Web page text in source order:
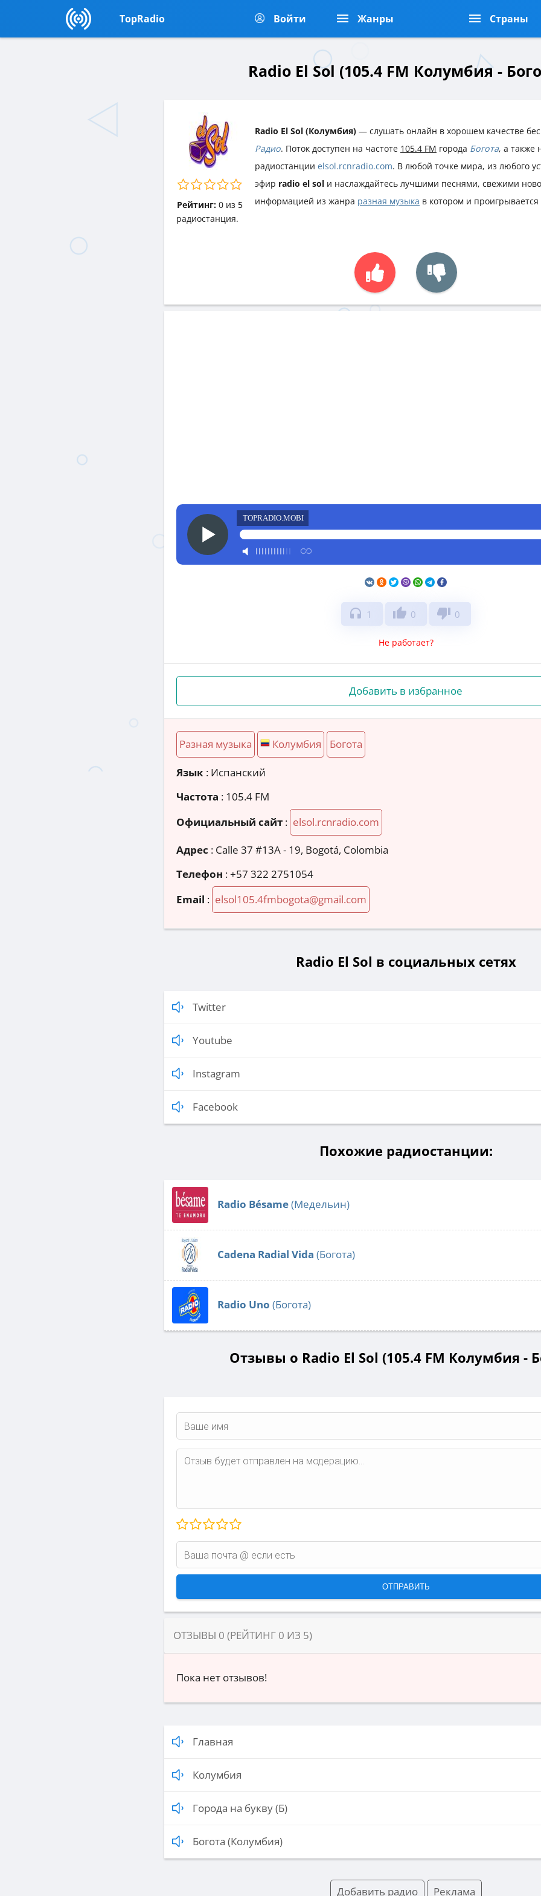
TopRadio Войти Жанры Страны
Radio El Sol (105.4 FM Колумбия -
Рейтинг: 0из 5
Radio El Sol (Колумбия) — слушать онлайн в хорошем качестве
Радио. Поток доступен на частоте 105.4 FM города Богота, а также
радиостанции elsol.rcnradio.com. В любой точке мира, из любого
эфир radio el sol и наслаждайтесь лучшими песнями, свежими
информацией из жанра разная музыка в котором и
радиостанция.
TOPRADIO.MOBI
headphones 1 thumb_up 0 thumb_down 0
Не работает?
Добавить в избранное
Разная музыка Колумбия Богота
Язык : Испанский
Частота : 105.4 FM
Официальный сайт : elsol.rcnradio.com
Адрес : Calle 37 #13A - 19, Bogotá, Colombia
Телефон :+57 322 2751054
Email : elsol105.4fmbogota@gmail.com
Radio El Sol в социальных сетях
Twitter
Youtube
Instagram
Facebook
Похожие радиостанции:
Radio Bésame(Медельин)
Cadena Radial Vida (Богота)
Radio Uno (Богота)
Отзывы о Radio El Sol (105.4 FM Колумбия -
ОТЗЫВЫ 0 (РЕЙТИНГ 0 ИЗ 5)
Пока нет отзывов!
Главная
Колумбия
Города на букву (Б)
Богота (Колумбия)
Добавить радио Реклама